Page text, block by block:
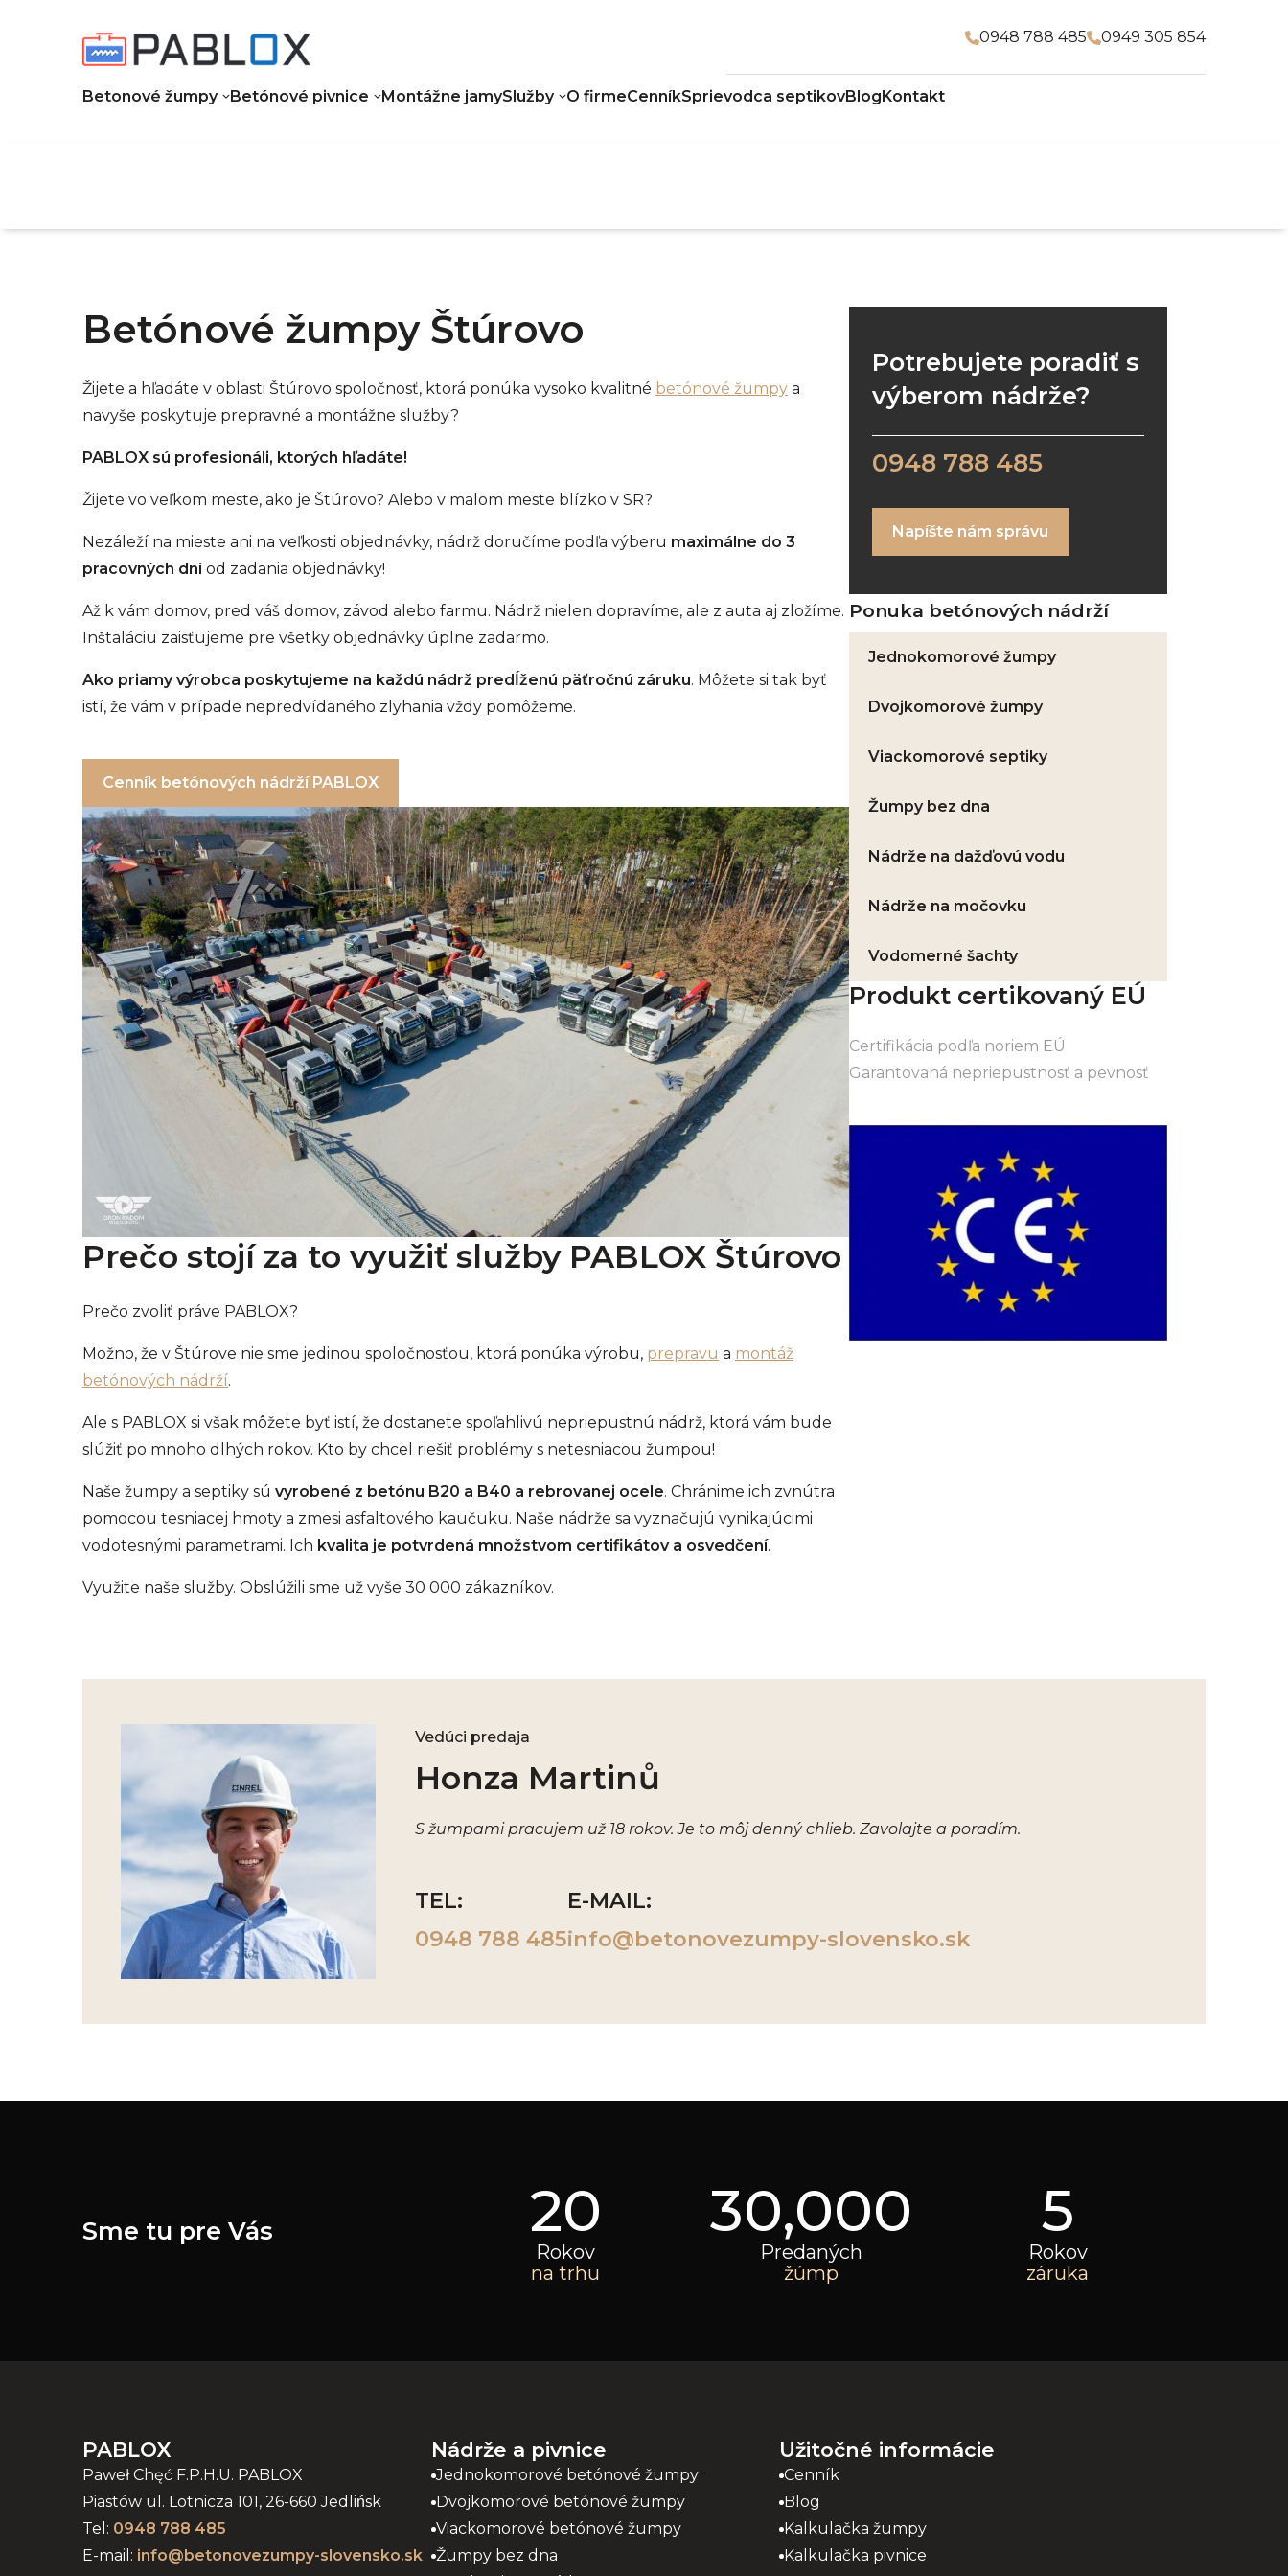
0948 788 485 0949 305 854
Betonové žumpy Betónové pivnice Montážne jamySlužby O firmeCenníkSprievodca septikovBlogKontakt
Betónové žumpy Štúrovo
Žijete a hľadáte v oblasti Štúrovo spoločnosť, ktorá ponúka vysoko kvalitné betónové žumpy a
navyše poskytuje prepravné a montážne služby?
PABLOX sú profesionáli, ktorých hľadáte!
Žijete vo veľkom meste, ako je Štúrovo? Alebo v malom meste blízko v SR?
Nezáleží na mieste ani na veľkosti objednávky, nádrž doručíme podľa výberu maximálne do 3
pracovných dníod zadania objednávky!
Až k vám domov, pred váš domov, závod alebo farmu. Nádrž nielen dopravíme, ale z auta aj zložíme.
Inštaláciu zaisťujeme pre všetky objednávky úplne zadarmo.
Ako priamy výrobca poskytujeme na každú nádrž predĺženú päťročnú záruku. Môžete si tak byť
istí, že vám v prípade nepredvídaného zlyhania vždy pomôžeme.
Cenník betónových nádrží PABLOX
Prečo stojí za to využiť služby PABLOX Štúrovo
Prečo zvoliť práve PABLOX?
Možno, že v Štúrove nie sme jedinou spoločnosťou, ktorá ponúka výrobu, prepravu a montáž
betónových nádrží.
Ale s PABLOX si však môžete byť istí, že dostanete spoľahlivú nepriepustnú nádrž, ktorá vám bude
slúžiť po mnoho dlhých rokov. Kto by chcel riešiť problémy s netesniacou žumpou!
Naše žumpy a septiky sú vyrobené z betónu B20 a B40 a rebrovanej ocele. Chránime ich zvnútra
pomocou tesniacej hmoty a zmesi asfaltového kaučuku. Naše nádrže sa vyznačujú vynikajúcimi
vodotesnými parametrami. Ich kvalita je potvrdená množstvom certifikátov a osvedčení.
Využite naše služby. Obslúžili sme už vyše 30 000 zákazníkov.
Potrebujete poradiť s
výberom nádrže?
0948 788 485
Napíšte nám správu
Ponuka betónových nádrží
Jednokomorové žumpy
Dvojkomorové žumpy
Viackomorové septiky
Žumpy bez dna
Nádrže na dažďovú vodu
Nádrže na močovku
Vodomerné šachty
Produkt certikovaný EÚ
Certifikácia podľa noriem EÚ
Garantovaná nepriepustnosť a pevnosť
Vedúci predaja
Honza Martinů
S žumpami pracujem už 18 rokov. Je to môj denný chlieb. Zavolajte a poradím.
TEL:
0948 788 485
E-MAIL:
info@betonovezumpy-slovensko.sk
Sme tu pre Vás 20
Rokov
na trhu
30,000
Predaných
žúmp
5
Rokov
záruka
PABLOX
Paweł Chęć F.P.H.U. PABLOX
Piastów ul. Lotnicza 101, 26-660 Jedlińsk
Tel: 0948 788 485
E-mail: info@betonovezumpy-slovensko.sk
Nádrže a pivnice
Jednokomorové betónové žumpy
Dvojkomorové betónové žumpy
Viackomorové betónové žumpy
Žumpy bez dna
Užitočné informácie
Cenník
Blog
Kalkulačka žumpy
Kalkulačka pivnice